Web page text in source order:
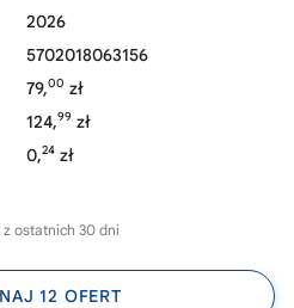
2026
5702018063156
79,00 zł
124,99 zł
0,24 zł
z ostatnich 30 dni
12 OFERT